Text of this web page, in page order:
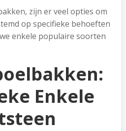
zijn er veel opties om
op specifieke behoeften
enkele populaire soorten
Enkele